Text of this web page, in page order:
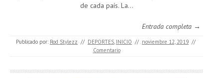
de cada país. La…
Entrada completa →
Publicado por: Rod Stylezz // DEPORTES, INICIO // noviembre 12, 2019 //
Comentario